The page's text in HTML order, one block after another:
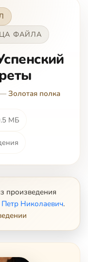
ФАЙЛА
Золотая полка
МБ
произведения
Николаевич.